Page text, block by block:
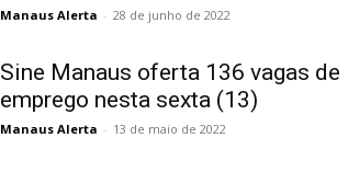
Manaus Alerta - 28 de junho de 2022
Sine Manaus oferta 136 vagas de
emprego nesta sexta (13)
Manaus Alerta - 13 de maio de 2022